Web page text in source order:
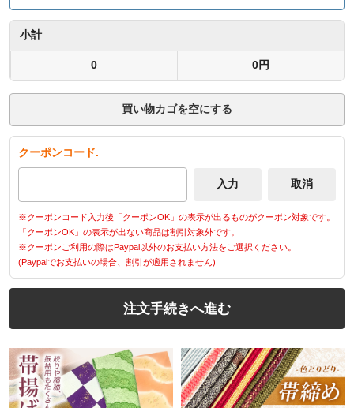
小計
0 0円
買い物カゴを空にする
クーポンコード.
※クーポンコード入力後「クーポンOK」の表示が出るものがクーポン対象です。
「クーポンOK」の表示が出ない商品は割引対象外です。
※クーポンご利用の際はPaypal以外のお支払い方法をご選択ください。
(Paypalでお支払いの場合、割引が適用されません)
注文手続きへ進む